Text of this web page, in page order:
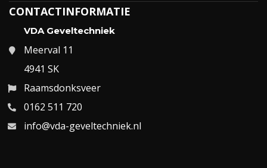
CONTACTINFORMATIE
VDA Geveltechniek
Meerval 11
4941 SK
Raamsdonksveer
0162 511 720
info@vda-geveltechniek.nl